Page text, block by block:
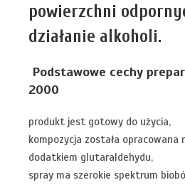
powierzchni
działanie alkoholi.
Podstawowe cechy
2000
produkt jest gotowy do użycia,
kompozycja została opracowana
dodatkiem glutaraldehydu,
spray ma szerokie spektrum